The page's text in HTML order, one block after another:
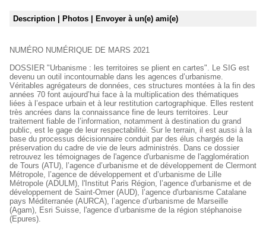
Description | Photos | Envoyer à un(e) ami(e)
NUMÉRO NUMÉRIQUE DE MARS 2021
DOSSIER "Urbanisme : les territoires se plient en cartes". Le SIG est
devenu un outil incontournable dans les agences d’urbanisme.
Véritables agrégateurs de données, ces structures montées à la fin des
années 70 font aujourd’hui face à la multiplication des thématiques
liées à l’espace urbain et à leur restitution cartographique. Elles restent
très ancrées dans la connaissance fine de leurs territoires. Leur
traitement fiable de l’information, notamment à destination du grand
public, est le gage de leur respectabilité. Sur le terrain, il est aussi à la
base du processus décisionnaire conduit par des élus chargés de la
préservation du cadre de vie de leurs administrés. Dans ce dossier
retrouvez les témoignages de l'agence d'urbanisme de l'agglomération
de Tours (ATU), l’agence d’urbanisme et de développement de Clermont
Métropole, l’agence de développement et d’urbanisme de Lille
Métropole (ADULM), l'Institut Paris Région, l’agence d'urbanisme et de
développement de Saint-Omer (AUD), l’agence d'urbanisme Catalane
pays Méditerranée (AURCA), l’agence d’urbanisme de Marseille
(Agam), Esri Suisse, l'agence d’urbanisme de la région stéphanoise
(Epures).